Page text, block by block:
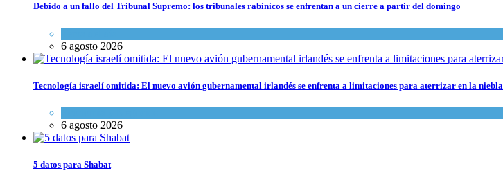
Debido a un fallo del Tribunal Supremo: los tribunales rabínicos se enfrentan a un cierre a partir del domingo
6 agosto 2026
Tecnología israelí omitida: El nuevo avión gubernamental irlandés se enfrenta a limitaciones para aterrizar en la niebla
6 agosto 2026
5 datos para Shabat